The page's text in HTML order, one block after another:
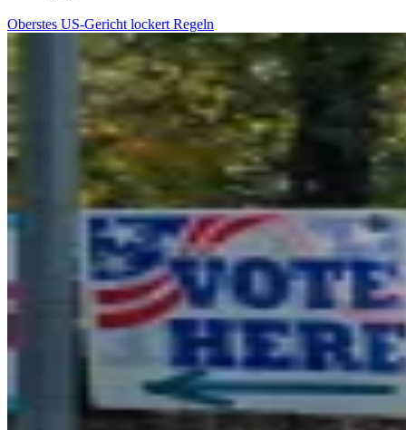
Oberstes US-Gericht lockert Regeln